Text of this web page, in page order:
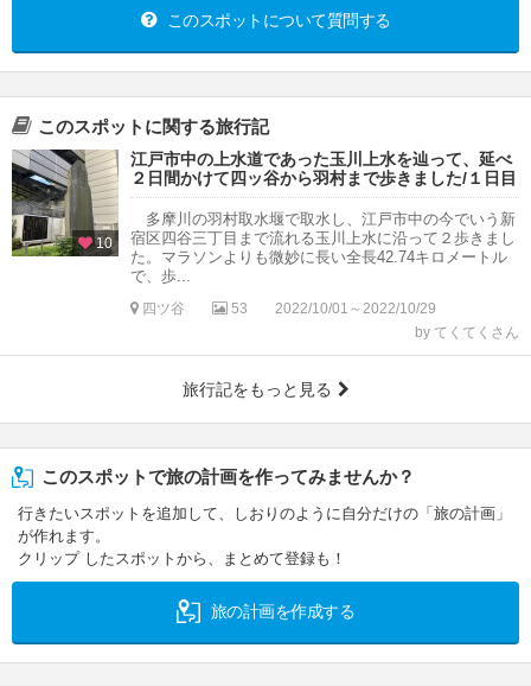
このスポットについて質問する
このスポットに関する旅行記
10
江戸市中の上水道であった玉川上水を辿って、延べ
２日間かけて四ッ谷から羽村まで歩きました/１日目
多摩川の羽村取水堰で取水し、江戸市中の今でいう新
宿区四谷三丁目まで流れる玉川上水に沿って２歩きまし
た。マラソンよりも微妙に長い全長42.74キロメートル
で、歩...
四ツ谷 53
2022/10/01～2022/10/29
by てくてくさん
旅行記をもっと見る
このスポットで旅の計画を作ってみませんか？
行きたいスポットを追加して、しおりのように自分だけの「旅の計画」
が作れます。
クリップ したスポットから、まとめて登録も！
旅の計画を作成する